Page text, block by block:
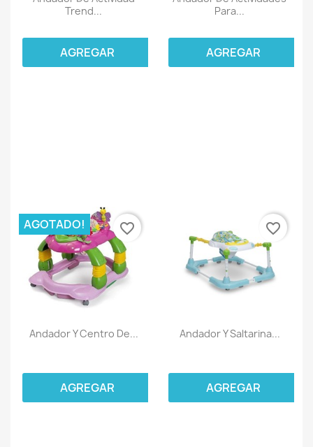
Trend...
AGREGAR
Para...
AGREGAR
Andador Y Centro De...
AGOTADO!
AGREGAR
favorite_border
Andador Y Saltarina...
AGREGAR
favorite_border